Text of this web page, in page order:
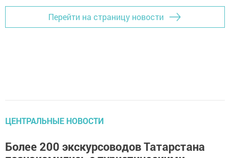
Перейти на страницу новости
ЦЕНТРАЛЬНЫЕ НОВОСТИ
Более 200 экскурсоводов Татарстана